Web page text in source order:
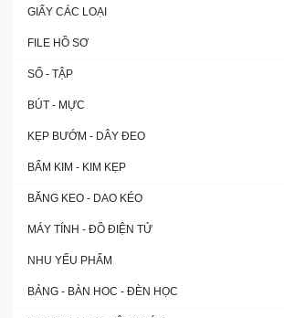
GIẤY CÁC LOẠI
FILE HỒ SƠ
SỔ - TẬP
BÚT - MỰC
KẸP BƯỚM - DÂY ĐEO
BẤM KIM - KIM KẸP
BĂNG KEO - DAO KÉO
MÁY TÍNH - ĐỒ ĐIỆN TỬ
NHU YẾU PHẨM
BẢNG - BÀN HOC - ĐÈN HỌC